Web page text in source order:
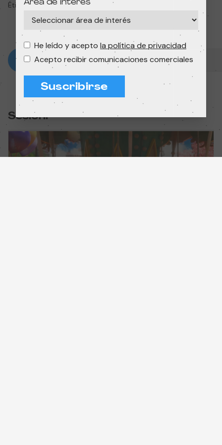
Étienne Husson
Sesión:
Área de interés
He leído y acepto la política de privacidad
Acepto recibir comunicaciones comerciales
Suscribirse